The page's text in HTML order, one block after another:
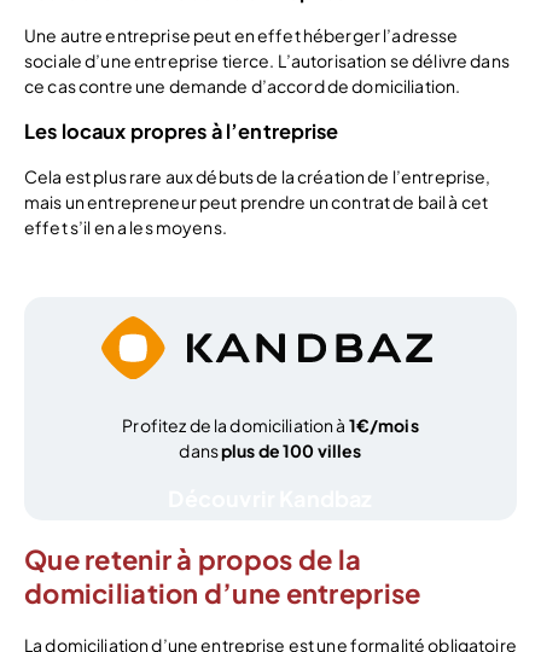
Une autre entreprise peut en effet héberger l’adresse
sociale d’une entreprise tierce. L’autorisation se délivre dans
ce cas contre une demande d’accord de domiciliation.
Les locaux propres à l’entreprise
Cela est plus rare aux débuts de la création de l’entreprise,
mais un entrepreneur peut prendre un contrat de bail à cet
effet s’il en a les moyens.
Profitez de la domiciliation à 1€/mois
dansplus de 100 villes
Que retenir à propos de la
domiciliation d’une entreprise
La domiciliation d’une entreprise est une formalité obligatoire